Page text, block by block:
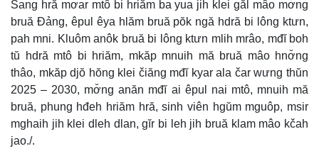
Sang hră mơar mtô bi hriăm ba yua jih klei găl mâo mơ̆ng
bruă Đảng, êpul êya hlăm bruă pŏk ngă hdră bi lông ktưn,
pah mni. Kluôm anôk bruă bi lông ktưn mlih mrâo, mđĭ boh
tŭ hdră mtô bi hriăm, mkăp mnuih mă bruă mâo hnơ̆ng
thâo, mkăp djŏ hŏng klei čiăng mđĭ kyar ala čar wưng thŭn
2025 – 2030, mơ̆ng anăn mđĭ ai êpul nai mtô, mnuih mă
bruă, phung hđeh hriăm hră, sinh viên hgŭm mguôp, msir
mghaih jih klei dleh dlan, gĭr bi leh jih bruă klam mâo kčah
jao./.